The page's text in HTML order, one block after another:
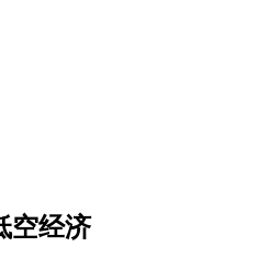
空经济